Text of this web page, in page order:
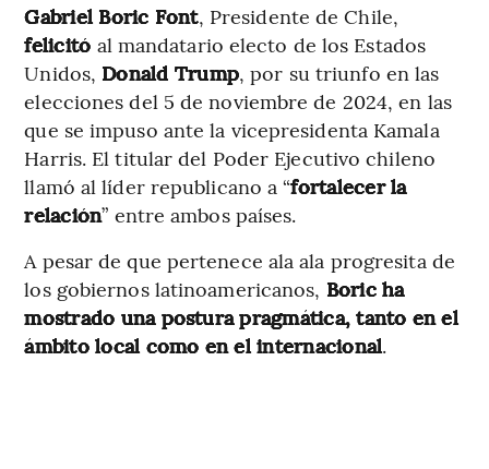
Gabriel Boric Font, Presidente de Chile,
felicitó al mandatario electo de los Estados
Unidos, Donald Trump, por su triunfo en las
elecciones del 5 de noviembre de 2024, en las
que se impuso ante la vicepresidenta Kamala
Harris. El titular del Poder Ejecutivo chileno
llamó al líder republicano a “fortalecer la
relación” entre ambos países.
A pesar de que pertenece ala ala progresita de
los gobiernos latinoamericanos, Boric ha
mostrado una postura pragmática, tanto en el
ámbito local como en el internacional.